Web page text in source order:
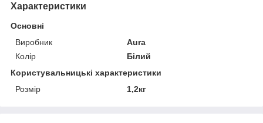
Характеристики
Основні
Виробник
Aura
Колір
Білий
Користувальницькі характеристики
Розмір
1,2кг